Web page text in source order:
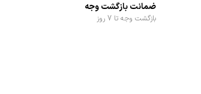
ضمانت بازگشت وجه
بازگشت وجه تا 7 روز